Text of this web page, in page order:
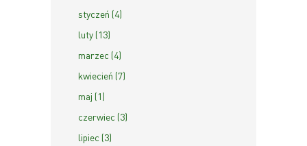
styczeń (4)
luty (13)
marzec (4)
kwiecień (7)
maj (1)
czerwiec (3)
lipiec (3)